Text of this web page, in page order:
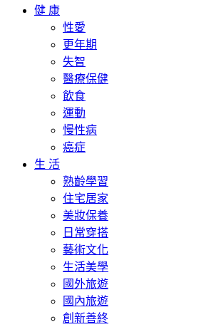
健 康
性愛
更年期
失智
醫療保健
飲食
運動
慢性病
癌症
生 活
熟齡學習
住宅居家
美妝保養
日常穿搭
藝術文化
生活美學
國外旅遊
國內旅遊
創新善終